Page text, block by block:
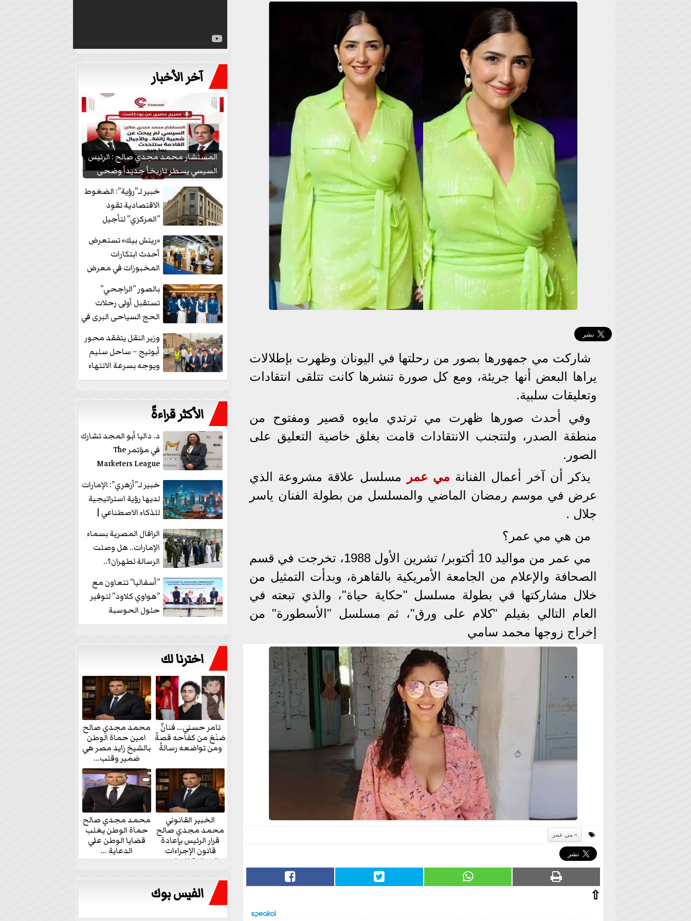
شاركت مي جمهورها بصور من رحلتها في اليونان وظهرت بإطلالات
يراها البعض أنها جريئة، ومع كل صورة تنشرها كانت تتلقى انتقادات
وتعليقات سلبية.
وفي أحدث صورها ظهرت مي ترتدي مايوه قصير ومفتوح من
منطقة الصدر، ولتتجنب الانتقادات قامت بغلق خاصية التعليق على
الصور.
يذكر أن آخر أعمال الفنانة مي عمر
مسلسل علاقة مشروعة الذي
عرض في موسم رمضان الماضي والمسلسل من بطولة الفنان ياسر
جلال .
من هي مي عمر؟
مي عمر من مواليد 10 أكتوبر/ تشرين الأول 1988، تخرجت في قسم
الصحافة والإعلام من الجامعة الأمريكية بالقاهرة، وبدأت التمثيل من
خلال مشاركتها في بطولة مسلسل "حكاية حياة"، والذي تبعته في
العام التالي بفيلم "كلام على ورق"، ثم مسلسل "الأسطورة" من
إخراج زوجها محمد سامي
مي عمر
⇧
آخر الأخبار
المستشار محمد مجدي صالح : الرئيس
السيسي يسطر تاريخاً جديداً وضحى
بشعبيته...
خبير لـ”رؤية”: الضغوط
الاقتصادية تقود
”المركزي” لتأجيل
«ريتش بيك» تستعرض
أحدث ابتكارات
المخبوزات في معرض
منتجات...
بالصور ”الراجحي”
تستقبل أولى رحلات
الحج السياحى البرى في
وزير النقل يتفقد محور
أبوتيج – ساحل سليم
ويوجه بسرعة الانتهاء
من...
الأكثر قراءةً
د. داليا أبو المجد تشارك
في مؤتمر The
Marketers League
وتدير جلسة...
خبير لـ”أزهري”: الإمارات
لديها رؤية استراتيجية
للذكاء الاصطناعي |
الرافال المصرية بسماء
الإمارات.. هل وصلت
الرسالة لطهران؟..
”ماعت جروب” تُجيب؟
|...
”أسفاليا” تتعاون مع
”هواوي كلاود” لتوفير
حلول الحوسبة
السحابية والأمن
اخترنا لك
تامر حسني… فنانٌ
صَنَعَ من كفاحه قصةً
ومن تواضعه رسالةً
محمد مجدي صالح
امين حماة الوطن
بالشيخ زايد مصر هي
ضمير وقلب...
الخبير القانوني
محمد مجدي صالح
قرار الرئيس بإعادة
قانون الإجراءات
الجنائية للنواب...
محمد مجدي صالح
حماة الوطن يغلب
قضايا الوطن علي
الدعاية ...
الفيس بوك